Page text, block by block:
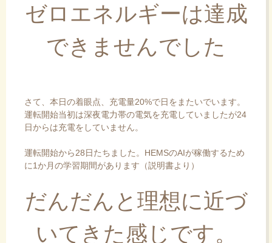
ゼロエネルギーは達成
できませんでした
さて、本日の着眼点、充電量20%で日をまたいでいます。
運転開始当初は深夜電力帯の電気を充電していましたが24
日からは充電をしていません。
運転開始から28日たちました。HEMSのAIが稼働するため
に1か月の学習期間があります（説明書より）
だんだんと理想に近づ
いてきた感じです。